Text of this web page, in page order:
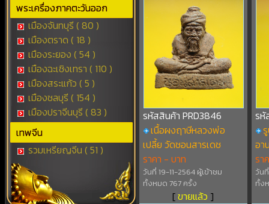
พระเครื่องภาคตะวันออก
เมืองจันทบุรี ( 80 )
เมืองตราด ( 18 )
เมืองระยอง ( 54 )
เมืองฉะเชิงเทรา ( 110 )
เมืองสระแก้ว ( 5 )
เมืองชลบุรี ( 154 )
เมืองปราจีนบุรี ( 83 )
เทพจีน
รวมเหรียญจีน ( 51 )
รหัสสินค้า PRD3846
เนื้อผงฤาษีหลวงพ่อ
เปลี้ย วัดชอนสารเดช
ราคา - บาท
วันที่ 19-11-2564 ผู้เข้าชม
ทั้งหมด 767 ครั้ง
[ขายแล้ว ]
รหั
อา
รา
วัน
ทั้ง